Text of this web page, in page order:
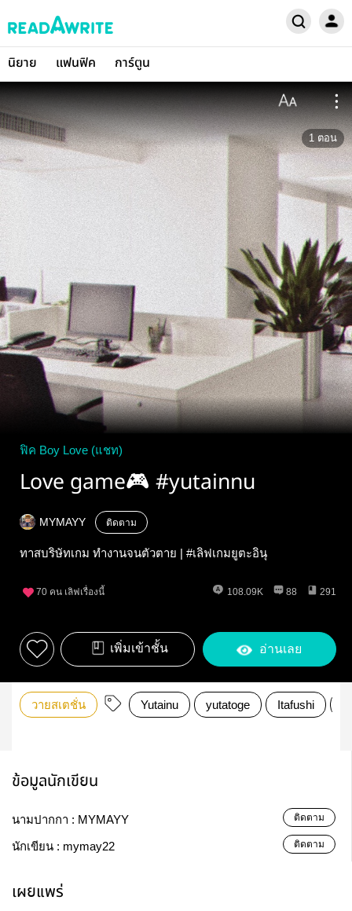
นิยาย แฟนฟิค การ์ตูน
1 ตอน
ฟิค Boy Love (แชท)
Love game🎮 #yutainnu
MYMAYY ติดตาม
ทาสบริษัทเกม ทำงานจนตัวตาย | #เลิฟเกมยูตะอินุ
70 คน เลิฟเรื่องนี้ 108.09K 88 291
เพิ่มเข้าชั้น อ่านเลย
วายสเตชั่น Yutainu yutatoge Itafushi
ข้อมูลนักเขียน
นามปากกา : MYMAYY ติดตาม
นักเขียน : mymay22 ติดตาม
เผยแพร่